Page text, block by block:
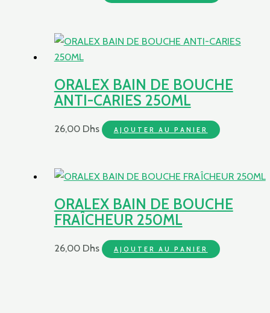
ORALEX BAIN DE BOUCHE
ANTI-CARIES 250ML
26,00 Dhs AJOUTER AU PANIER
ORALEX BAIN DE BOUCHE
FRAÎCHEUR 250ML
26,00 Dhs AJOUTER AU PANIER